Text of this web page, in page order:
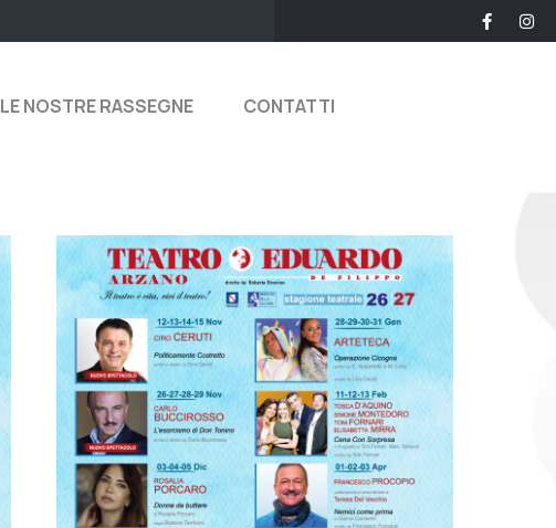
LE NOSTRE RASSEGNE CONTATTI